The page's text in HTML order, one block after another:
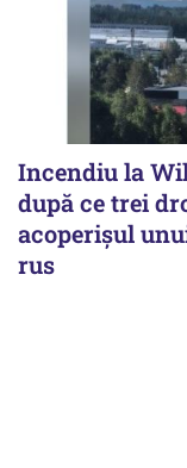
Incendiu la
după ce trei
acoperişul
rus